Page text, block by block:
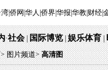
湾|侨网 华人 侨界|华报 华教| 财经|
·社会|国际博览|娱乐体育|
>图片频道> 高清图